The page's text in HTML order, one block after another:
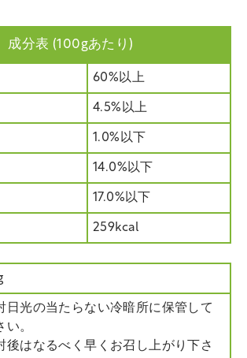
成分表 (100gあたり)
60%以上
4.5%以上
1.0%以下
14.0%以下
17.0%以下
259kcal
日光の当たらない冷暗所に保管して
い。
後はなるべく早くお召し上がり下さ